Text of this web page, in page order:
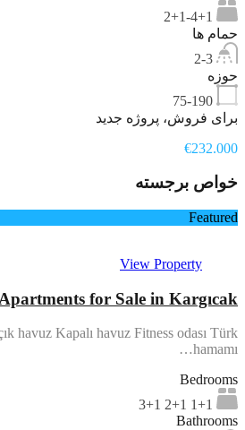
2+1-4+1
حمام ها
2-3
حوزه
75-190
برای فروش، پروژه جدید
€232.000
خواص برجسته
Featured
View Property
Apartments for Sale in Kargıcak
havuz Kapalı havuz Fitness odası Türk
hamamı…
Bedrooms
1+1 2+1 3+1
Bathrooms